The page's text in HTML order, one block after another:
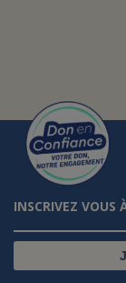
INSCRIVEZ VOUS